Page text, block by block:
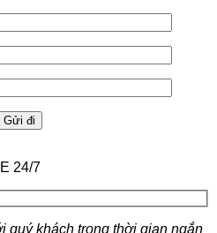
24/7
quý khách trong thời gian ngắn